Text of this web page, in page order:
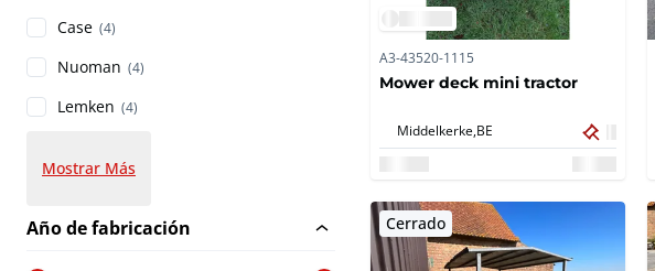
Case (4)
Nuoman (4)
Lemken (4)
Mostrar Más
Año de fabricación
A3-43520-1115
Mower deck mini tractor
Middelkerke, BE
Cerrado